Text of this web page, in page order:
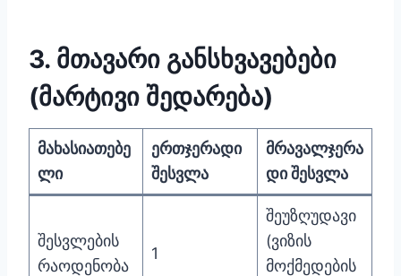
3. მთავარი განსხვავებები
(მარტივი შედარება)
მახასიათებე
ლი
ერთჯერადი
შესვლა
მრავალჯერა
დი შესვლა
შესვლების
რაოდენობა
1
შეუზღუდავი
(ვიზის
მოქმედების